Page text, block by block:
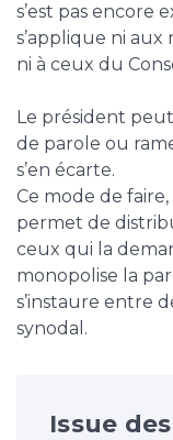
s’est pas encore
s’applique ni aux
ni à ceux du
Le président
de parole ou
s’en écarte.
Ce mode de
permet de
ceux qui la
monopolise la
s’instaure entre
synodal.
Issue